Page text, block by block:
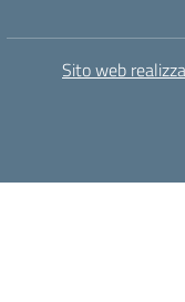
Sito web